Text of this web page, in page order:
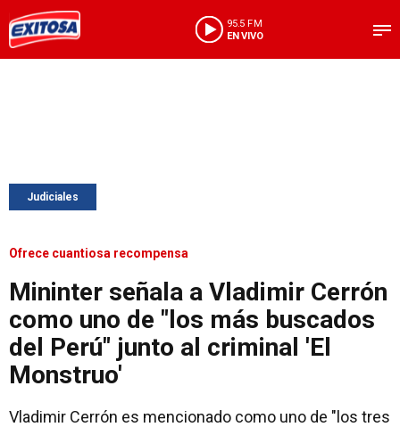
95.5 FM
EN VIVO
Judiciales
Ofrece cuantiosa recompensa
Mininter señala a Vladimir Cerrón
como uno de "los más buscados
del Perú" junto al criminal 'El
Monstruo'
Vladimir Cerrón es mencionado como uno de "los tres